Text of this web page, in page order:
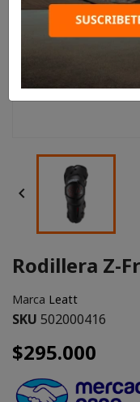

Rodillera Z-
Marca Leatt
SKU 502000416
$295.000